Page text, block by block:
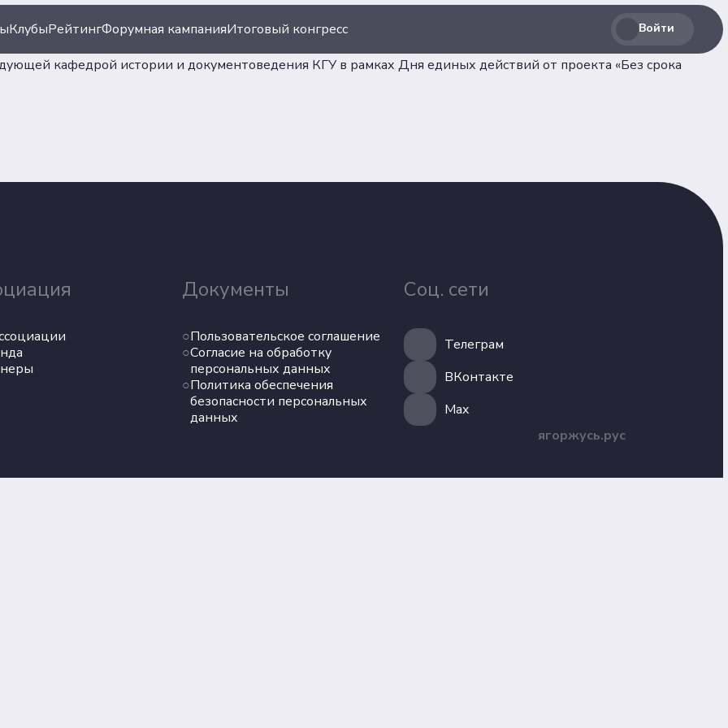
КлубыРейтингФорумная кампанияИтоговый конгресс Войти
кафедрой истории и документоведения КГУ в рамках Дня единых действий от проекта «Без срока
Документы
Пользовательское соглашение
Согласие на обработку
персональных данных
Политика обеспечения
безопасности персональных
данных
Соц. сети
Телеграм
ВКонтакте
Max
ягоржусь.рус
Документы
персональных данных
Политика обеспечения
данных
Соц. сети